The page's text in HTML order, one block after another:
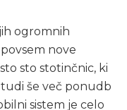
ogromnih
nove
sto stotinčnic, ki
še več ponudb
sistem je celo